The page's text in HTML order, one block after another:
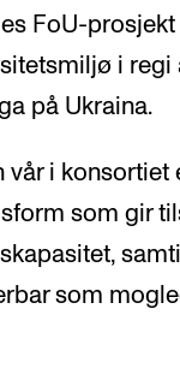
FoU-
i regi
på Ukraina.
vår i konsortiet
som gir
som